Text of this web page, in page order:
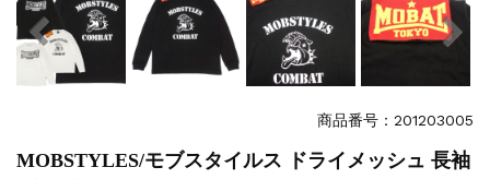
商品番号：201203005
MOBSTYLES/モブスタイルス ドライメッシュ 長袖